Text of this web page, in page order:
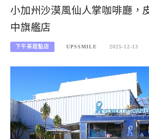
小加州沙漠風仙人掌咖啡廳，
中旗艦店
下午茶甜點店 UPSSMILE 2025-12-13